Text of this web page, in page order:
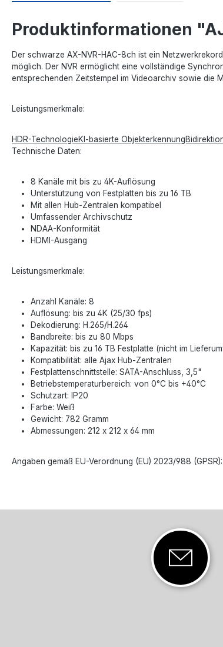
Produktinformationen
Der schwarze AX-NVR-HAC-8ch ist ein
möglich. Der NVR ermöglicht eine vollständige
entsprechenden Zeitstempel im Videoarchiv sowie die
Leistungsmerkmale:
HDR-TechnologieKI-basierte
Technische Daten:
8 Kanäle mit bis zu 4K-Auflösung
Unterstützung von Festplatten bis zu 16 TB
Mit allen Hub-Zentralen kompatibel
Umfassender Archivschutz
NDAA-Konformität
HDMI-Ausgang
Leistungsmerkmale:
Anzahl Kanäle: 8
Auflösung: bis zu 4K (25/30 fps)
Dekodierung: H.265/H.264
Bandbreite: bis zu 80 Mbps
Kapazität: bis zu 16 TB Festplatte (nicht im
Kompatibilität: alle Ajax Hub-Zentralen
Festplattenschnittstelle: SATA-Anschluss, 3,5"
Betriebstemperaturbereich: von 0°C bis +40°C
Schutzart: IP20
Farbe: Weiß
Gewicht: 782 Gramm
Abmessungen: 212 x 212 x 64 mm
Angaben gemäß EU-Verordnung (EU) 2023/988